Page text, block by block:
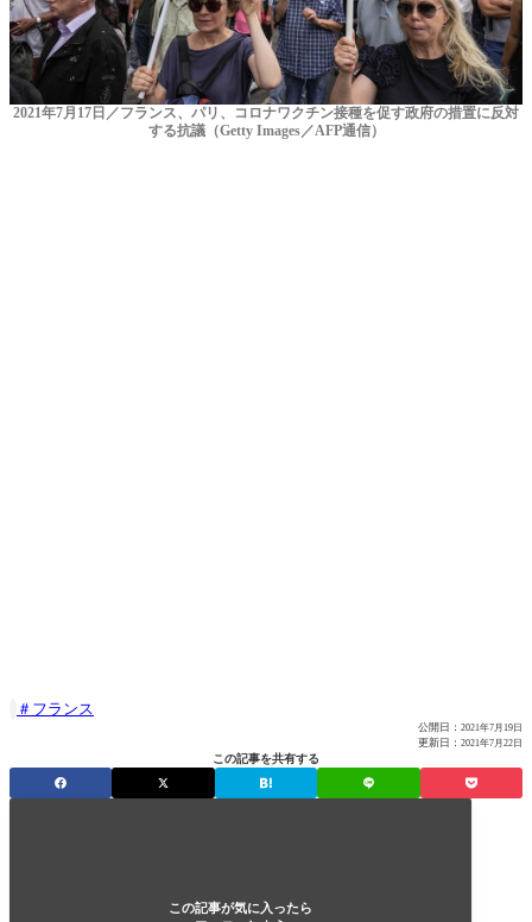
2021年7月17日／フランス、パリ、コロナワクチン接種を促す政府の措置に反対
する抗議（Getty Images／AFP通信）
フランス
公開日： 2021年7月19日
更新日： 2021年7月22日
この記事を共有する
この記事が気に入ったら